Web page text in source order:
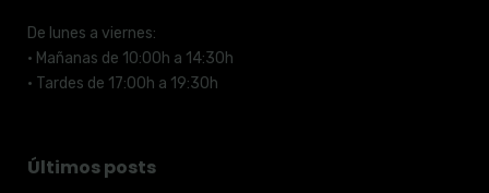
De lunes a viernes:
· Mañanas de 10:00h a 14:30h
· Tardes de 17:00h a 19:30h
Últimos posts